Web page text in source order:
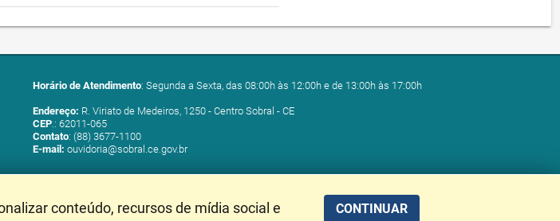
Horário de Atendimento: Segunda a Sexta, das 08:00h às 12:00h e de 13:00h às 17:00h
Endereço: R. Viriato de Medeiros, 1250 - Centro Sobral - CE
CEP.: 62011-065
Contato: (88) 3677-1100
E-mail: ouvidoria@sobral.ce.gov.br
conteúdo, recursos de mídia social e CONTINUAR